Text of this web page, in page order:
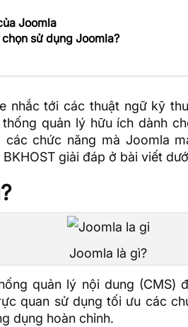
Joomla
sử dụng Joomla?
nhắc tới các thuật ngữ kỹ
quản lý hữu ích dành
chức năng mà Joomla
BKHOST giải đáp ở bài viết
Joomla là gì?
quản lý nội dung (CMS)
quan sử dụng tối ưu các
dụng hoàn chỉnh.